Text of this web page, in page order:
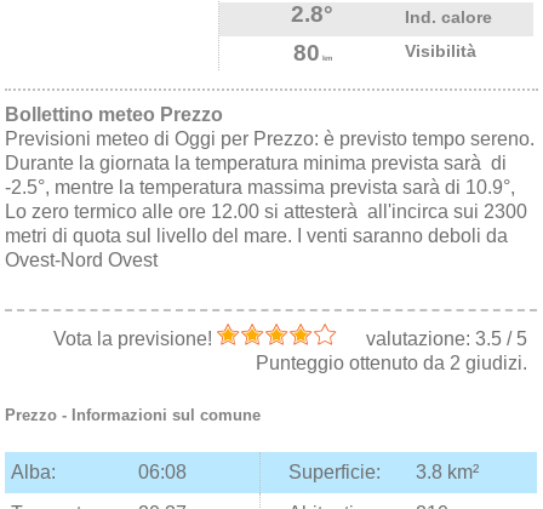
2.8° Ind. calore
80 km Visibilità
Bollettino meteo Prezzo
Previsioni meteo di Oggi per Prezzo: è previsto tempo sereno.
Durante la giornata la temperatura minima prevista sarà di
-2.5°, mentre la temperatura massima prevista sarà di 10.9°,
Lo zero termico alle ore 12.00 si attesterà all'incirca sui 2300
metri di quota sul livello del mare. I venti saranno deboli da
Ovest-Nord Ovest
Vota la previsione! valutazione: 3.5/ 5
Punteggio ottenuto da 2 giudizi.
Prezzo - Informazioni sul comune
Alba: 06:08 Superficie:
3.8 km²